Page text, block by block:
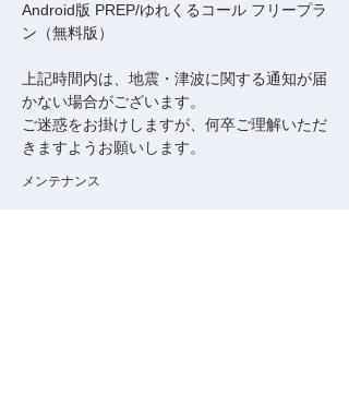
Android版 PREP/ゆれくるコール フリープラ
ン（無料版）
上記時間内は、地震・津波に関する通知が届
かない場合がございます。
ご迷惑をお掛けしますが、何卒ご理解いただ
きますようお願いします。
メンテナンス